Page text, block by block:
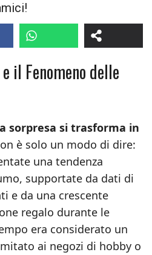
il Fenomeno delle
sorpresa si trasforma in
è solo un modo di dire:
una tendenza
supportate da dati di
e da una crescente
regalo durante le
era considerato un
ai negozi di hobby o